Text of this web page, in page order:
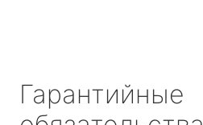
Гарантийные